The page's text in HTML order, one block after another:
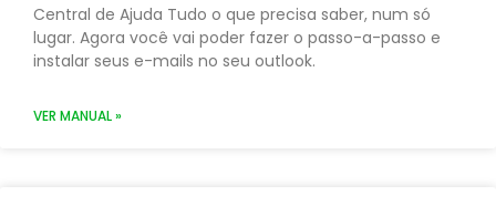
Central de Ajuda Tudo o que precisa saber, num só
lugar. Agora você vai poder fazer o passo-a-passo e
instalar seus e-mails no seu outlook.
VER MANUAL »